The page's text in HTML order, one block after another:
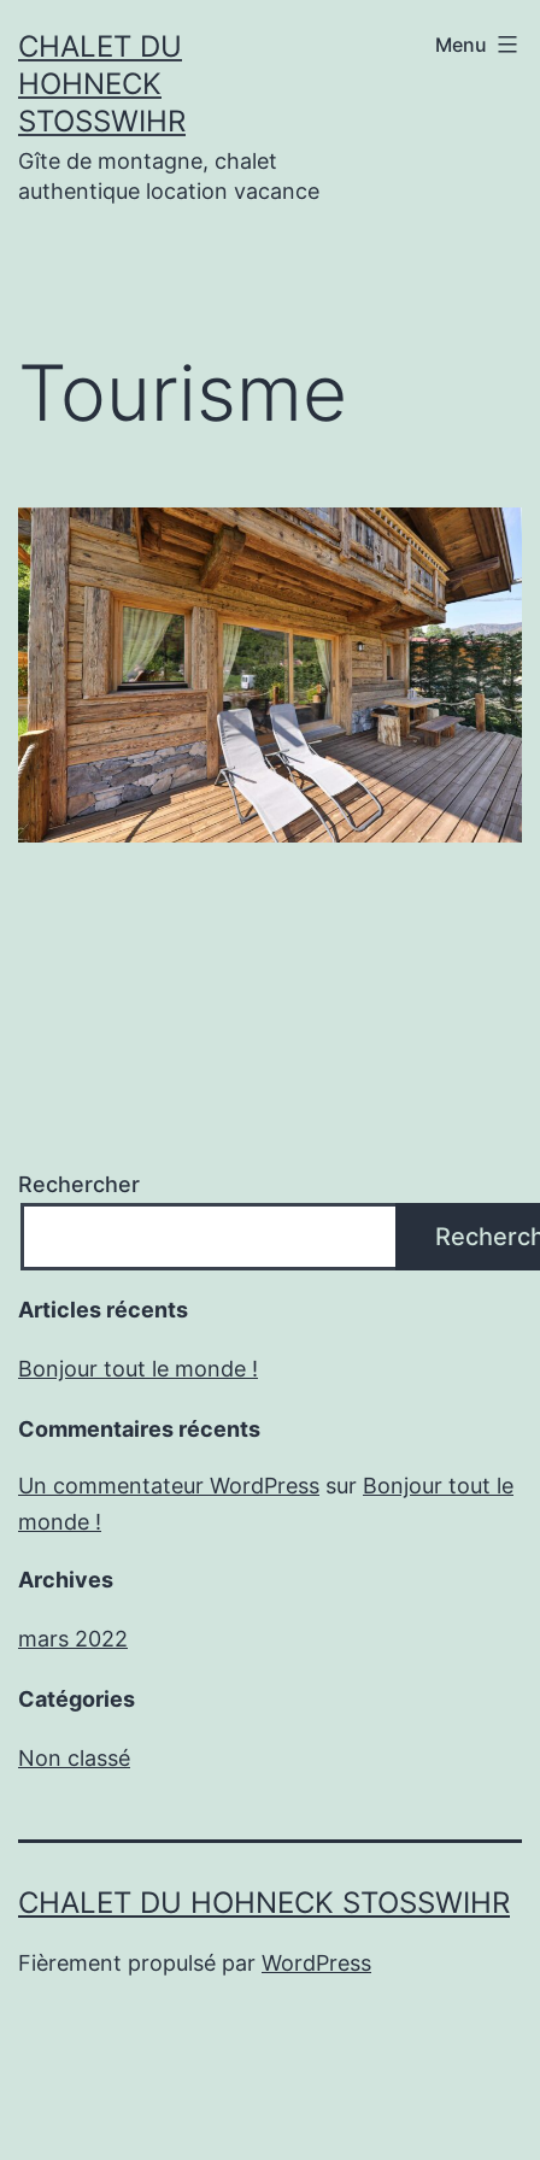
au
contenu
CHALET DU
HOHNECK
STOSSWIHR
Gîte de montagne, chalet
authentique location vacance
Menu
Tourisme
Rechercher
Articles récents
Bonjour tout le monde !
Commentaires récents
Un commentateur WordPress sur Bonjour tout le
monde !
Archives
mars 2022
Catégories
Non classé
CHALET DU HOHNECK STOSSWIHR
Fièrement propulsé par WordPress